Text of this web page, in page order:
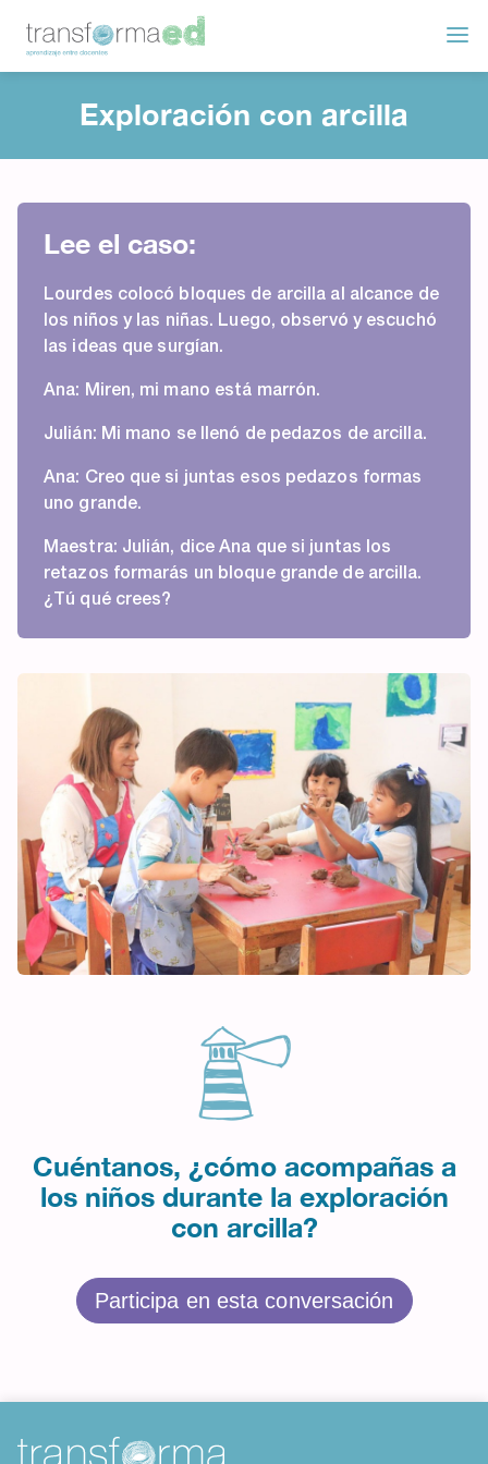
Exploración con arcilla
Lee el caso:
Lourdes colocó bloques de arcilla al alcance de
los niños y las niñas. Luego, observó y escuchó
las ideas que surgían.
Ana: Miren, mi mano está marrón.
Julián: Mi mano se llenó de pedazos de arcilla.
Ana: Creo que si juntas esos pedazos formas
uno grande.
Maestra: Julián, dice Ana que si juntas los
retazos formarás un bloque grande de arcilla.
¿Tú qué crees?
Cuéntanos, ¿cómo acompañas a
los niños durante la exploración
con arcilla?
Participa en esta conversación